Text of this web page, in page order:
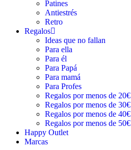
Patines
Antiestrés
Retro
Regalos
Ideas que no fallan
Para ella
Para él
Para Papá
Para mamá
Para Profes
Regalos por menos de 20€
Regalos por menos de 30€
Regalos por menos de 40€
Regalos por menos de 50€
Happy Outlet
Marcas